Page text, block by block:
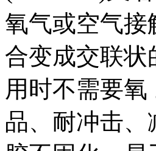
氧气或空气
合变成交联状
用时不需要
品、耐冲击